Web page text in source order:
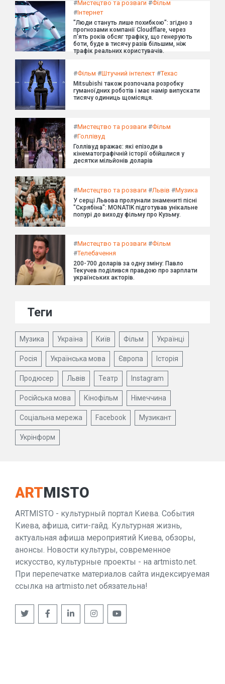
#Мистецтво та розваги #Фільм
#Інтернет
"Люди стануть лише похибкою": згідно з
прогнозами компанії Cloudflare, через
п'ять років обсяг трафіку, що генерують
боти, буде в тисячу разів більшим, ніж
трафік реальних користувачів.
#Фільм #Штучний інтелект #Техас
Mitsubishi також розпочала розробку
гуманоїдних роботів і має намір випускати
тисячу одиниць щомісяця.
#Мистецтво та розваги #Фільм
#Голлівуд
Голлівуд вражає: які епізоди в
кінематографічній історії обійшлися у
десятки мільйонів доларів
#Мистецтво та розваги #Львів #Музика
У серці Львова пролунали знамениті пісні
"Скрябіна": MONATIK підготував унікальне
попурі до виходу фільму про Кузьму.
#Мистецтво та розваги #Фільм
#Телебачення
200-700 доларів за одну зміну: Павло
Текучев поділився правдою про зарплати
українських акторів.
Теги
Музика Україна Київ Фільм Українці
Росія Українська мова Європа Історія
Продюсер Львів Театр Instagram
Російська мова Кінофільм Німеччина
Соціальна мережа Facebook Музикант
Укрінформ
ARTMISTO
ARTMISTO - культурный портал Киева. События
Киева, афиша, сити-гайд. Культурная жизнь,
актуальная афиша мероприятий Киева, обзоры,
анонсы. Новости культуры, современное
искусство, культурные проекты - на artmisto.net.
При перепечатке материалов сайта индексируемая
ссылка на artmisto.net обязательна!